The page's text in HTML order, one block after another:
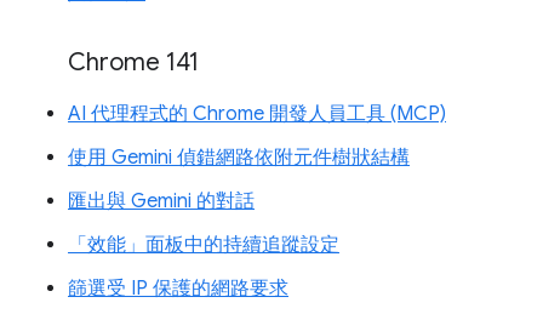
Chrome 141
AI 代理程式的 Chrome 開發人員工具 (MCP)
使用 Gemini 偵錯網路依附元件樹狀結構
匯出與 Gemini 的對話
「效能」面板中的持續追蹤設定
篩選受 IP 保護的網路要求